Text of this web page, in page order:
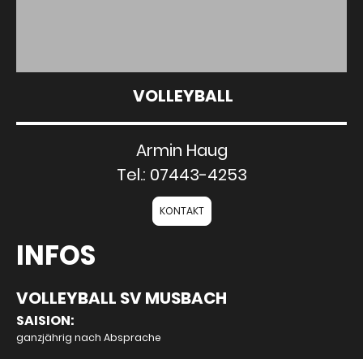
VOLLEYBALL
KONTAKT
Armin Haug
Tel.: 07443-4253
INFOS
VOLLEYBALL SV MUSBACH
SAISION:
ganzjährig nach Absprache